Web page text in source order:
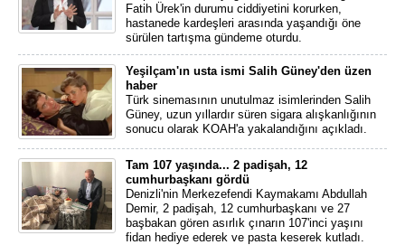
Fatih Ürek'in durumu ciddiyetini korurken,
hastanede kardeşleri arasında yaşandığı öne
sürülen tartışma gündeme oturdu.
Yeşilçam'ın usta ismi Salih Güney'den üzen
haber
Türk sinemasının unutulmaz isimlerinden Salih
Güney, uzun yıllardır süren sigara alışkanlığının
sonucu olarak KOAH'a yakalandığını açıkladı.
Tam 107 yaşında... 2 padişah, 12
cumhurbaşkanı gördü
Denizli'nin Merkezefendi Kaymakamı Abdullah
Demir, 2 padişah, 12 cumhurbaşkanı ve 27
başbakan gören asırlık çınarın 107'inci yaşını
fidan hediye ederek ve pasta keserek kutladı.